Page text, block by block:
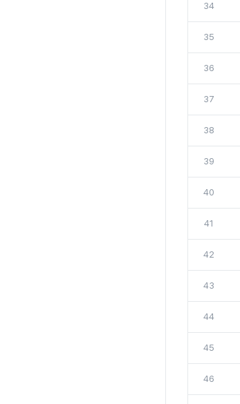
34
35
36
37
38
39
40
41
42
43
44
45
46